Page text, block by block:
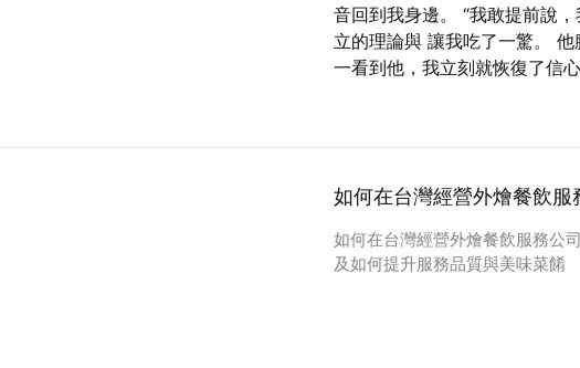
音回到我身邊。 “我敢提前說
立的理論與 讓我吃了一驚。
一看到他，我立刻就恢復了信
如何在台灣經營外燴餐飲
如何在台灣經營外燴餐飲服務公
及如何提升服務品質與美味菜餚